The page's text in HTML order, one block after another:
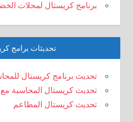
برنامج كريستال لمحلات
تحديثات برامج
تحديث برنامج كريستال
تحديث كريستال المحاسبة مع
تحديث كريستال المطاعم